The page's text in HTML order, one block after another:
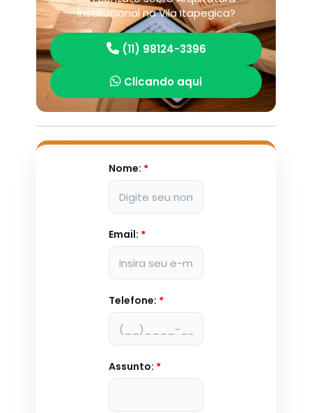
Institucional na Vila Itapegica?
(11) 98124-3396
Clicando aqui
Nome: *
Email: *
Telefone: *
Assunto: *